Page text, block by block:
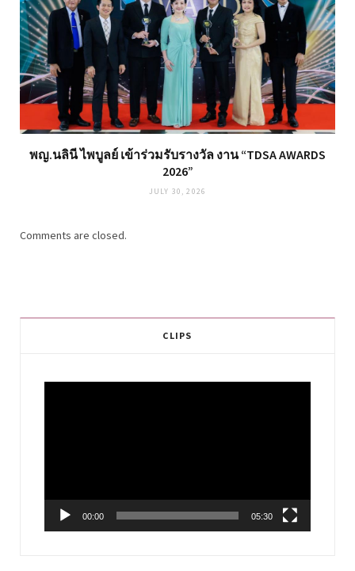
พญ.นลินี ไพบูลย์ เข้าร่วมรับรางวัล งาน “TDSA AWARDS
2026”
JULY 30, 2026
Comments are closed.
CLIPS
00:00 05:30